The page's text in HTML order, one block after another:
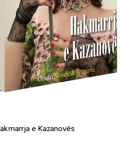
e Kazanovës